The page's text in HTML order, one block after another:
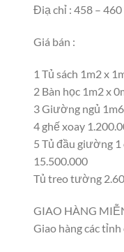
Điạ chỉ : 458 –
Giá bán :
1 Tủ sách 1m2 x
2 Bàn học 1m2 x
3 Giường ngủ
4 ghế xoay
5 Tủ đầu giường 1
15.500.000
Tủ treo tường
GIAO HÀNG
Giao hàng các tỉnh